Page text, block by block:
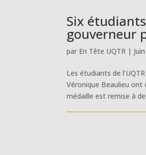
Six
gouverneur
par En Tête UQTR |
Les étudiants de
Véronique Beaulieu ont
médaille est remise à